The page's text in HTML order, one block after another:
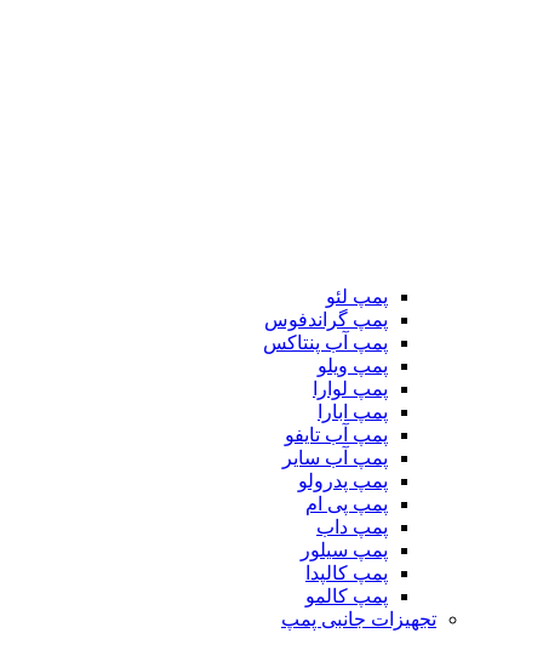
پمپ لئو
پمپ گراندفوس
پمپ آب پنتاکس
پمپ ویلو
پمپ لوارا
پمپ ابارا
پمپ آب تایفو
پمپ آب سایر
پمپ پدرولو
پمپ پی ام
پمپ داب
پمپ سیلور
پمپ کالپدا
پمپ کالمو
تجهیزات جانبی پمپ